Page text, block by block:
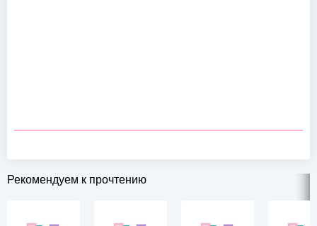
Рекомендуем к прочтению